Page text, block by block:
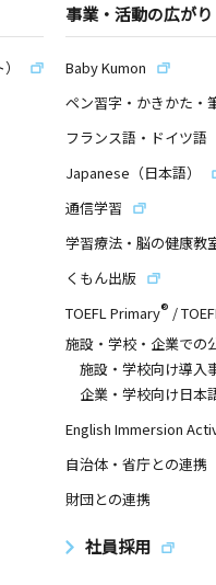
事業・活動の広がり
Baby Kumon
ペン習字・かきかた・
フランス語・ドイツ語
Japanese（日本語）
通信学習
学習療法・脳の健康教
くもん出版
TOEFL Primary® /
施設・学校・企業での
施設・学校向け導入
企業・学校向け日本
English Immersion
自治体・省庁との連携
財団との連携
社員採用